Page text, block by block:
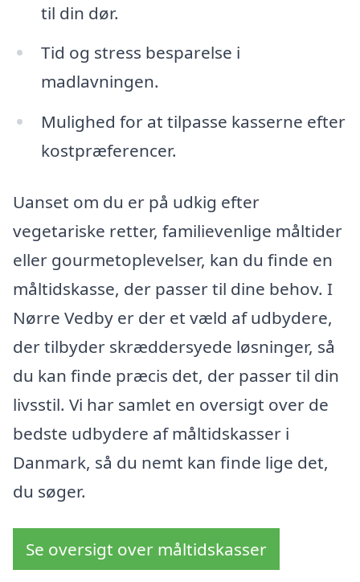
til din dør.
Tid og stress besparelse i
madlavningen.
Mulighed for at tilpasse kasserne efter
kostpræferencer.
Uanset om du er på udkig efter
vegetariske retter, familievenlige måltider
eller gourmetoplevelser, kan du finde en
måltidskasse, der passer til dine behov. I
Nørre Vedby er der et væld af udbydere,
der tilbyder skræddersyede løsninger, så
du kan finde præcis det, der passer til din
livsstil. Vi har samlet en oversigt over de
bedste udbydere af måltidskasser i
Danmark, så du nemt kan finde lige det,
du søger.
Se oversigt over måltidskasser